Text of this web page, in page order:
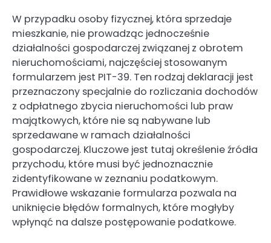
W przypadku osoby fizycznej, która sprzedaje
mieszkanie, nie prowadząc jednocześnie
działalności gospodarczej związanej z obrotem
nieruchomościami, najczęściej stosowanym
formularzem jest PIT-39. Ten rodzaj deklaracji jest
przeznaczony specjalnie do rozliczania dochodów
z odpłatnego zbycia nieruchomości lub praw
majątkowych, które nie są nabywane lub
sprzedawane w ramach działalności
gospodarczej. Kluczowe jest tutaj określenie źródła
przychodu, które musi być jednoznacznie
zidentyfikowane w zeznaniu podatkowym.
Prawidłowe wskazanie formularza pozwala na
uniknięcie błędów formalnych, które mogłyby
wpłynąć na dalsze postępowanie podatkowe.